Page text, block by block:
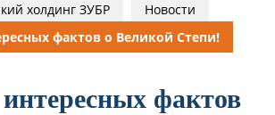
холдинг ЗУБР
Новости
фактов о Великой Степи!
фактов